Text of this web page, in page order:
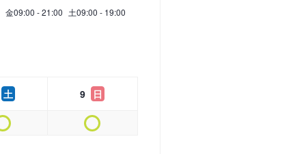
金09:00 - 21:00 土09:00 - 19:00
土 9 日